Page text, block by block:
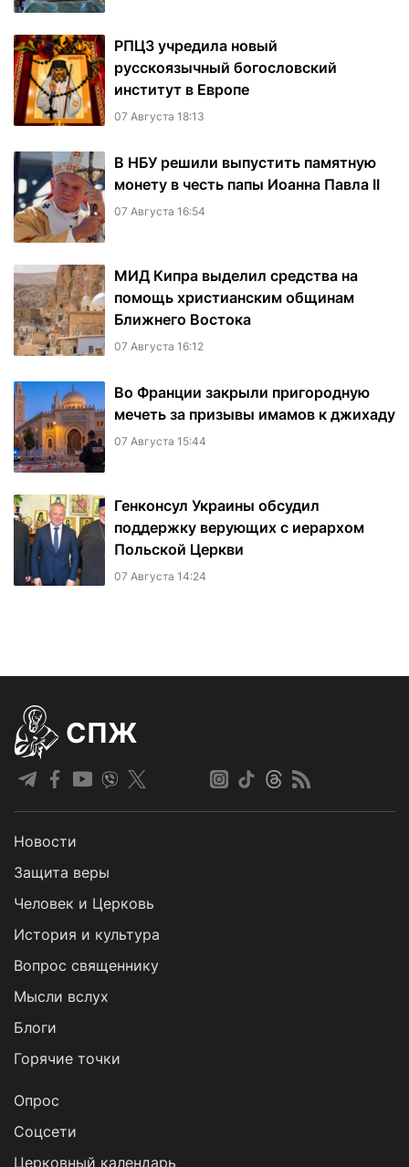
РПЦЗ учредила новый
русскоязычный богословский
институт в Европе
07 Августа 18:13
В НБУ решили выпустить памятную
монету в честь папы Иоанна Павла II
07 Августа 16:54
МИД Кипра выделил средства на
помощь христианским общинам
Ближнего Востока
07 Августа 16:12
Во Франции закрыли пригородную
мечеть за призывы имамов к джихаду
07 Августа 15:44
Генконсул Украины обсудил
поддержку верующих с иерархом
Польской Церкви
07 Августа 14:24
СПЖ
Новости
Защита веры
Человек и Церковь
История и культура
Вопрос священнику
Мысли вслух
Блоги
Горячие точки
Опрос
Cоцсети
Церковный календарь